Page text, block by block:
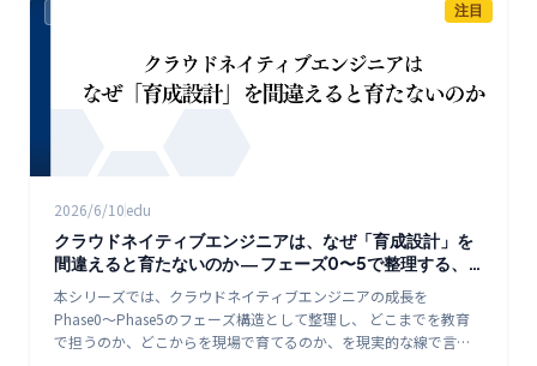
注目
2026/6/10edu
クラウドネイティブエンジニアは、なぜ「育成設計」を
間違えると育たないのか ― フェーズ0〜5で整理する、
現実的なエンジニア成長ロードマップ ―
本シリーズでは、クラウドネイティブエンジニアの成長を
Phase0〜Phase5のフェーズ構造として整理し、 どこまでを教育
で担うのか、どこからを現場で育てるのか、を現実的な線で言語